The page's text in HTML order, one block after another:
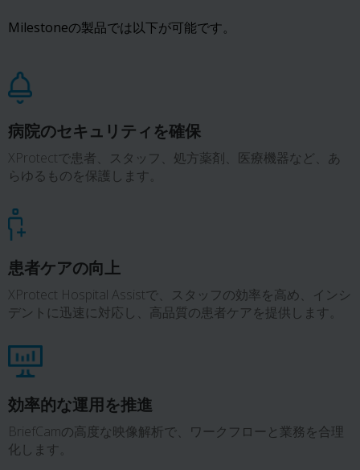
Milestoneの製品では以下が可能です。
病院のセキュリティを確保
XProtectで患者、スタッフ、処方薬剤、医療機器など、あ
らゆるものを保護します。
患者ケアの向上
XProtect Hospital Assistで、スタッフの効率を高め、インシ
デントに迅速に対応し、高品質の患者ケアを提供します。
効率的な運用を推進
BriefCamの高度な映像解析で、ワークフローと業務を合理
化します。